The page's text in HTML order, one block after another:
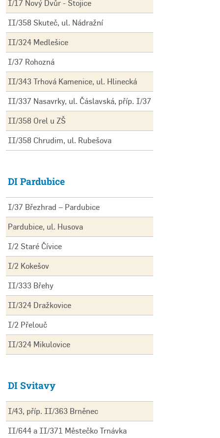
I/17 Nový Dvůr - Stojice
II/358 Skuteč, ul. Nádražní
II/324 Medlešice
I/37 Rohozná
II/343 Trhová Kamenice, ul. Hlinecká
II/337 Nasavrky, ul. Čáslavská, příp. I/37
II/358 Orel u ZŠ
II/358 Chrudim, ul. Rubešova
DI Pardubice
I/37 Březhrad – Pardubice
Pardubice, ul. Husova
I/2 Staré Čívice
I/2 Kokešov
II/333 Břehy
II/324 Dražkovice
I/2 Přelouč
II/324 Mikulovice
DI Svitavy
I/43, příp. II/363 Brněnec
II/644 a II/371 Městečko Trnávka